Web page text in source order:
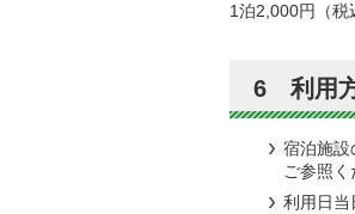
1泊2,000円（税
6 利用
宿泊施設
ご参照く
利用日当